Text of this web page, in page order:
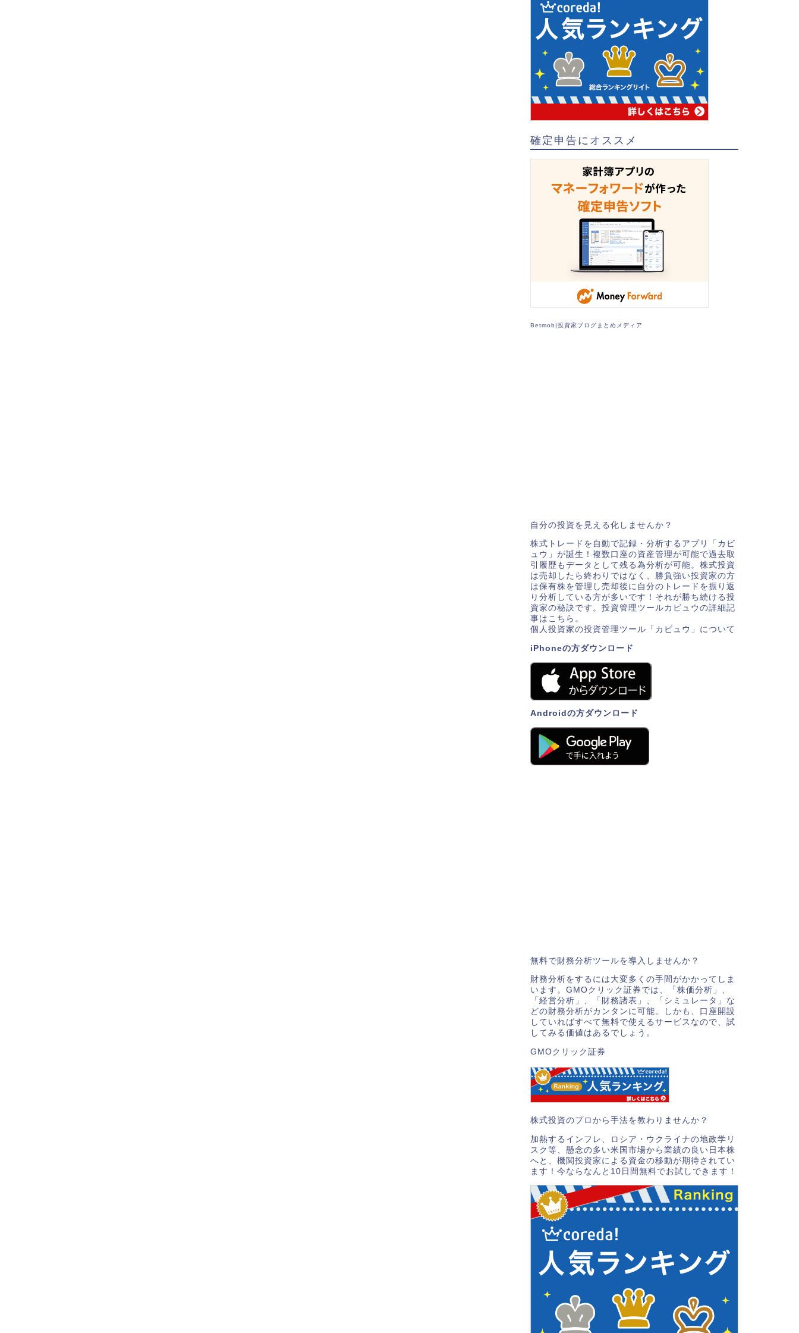
確定申告にオススメ
Betmob|投資家ブログまとめメディア
自分の投資を見える化しませんか？
株式トレードを自動で記録・分析するアプリ「カビ
ュウ」が誕生！複数口座の資産管理が可能で過去取
引履歴もデータとして残る為分析が可能。株式投資
は売却したら終わりではなく、勝負強い投資家の方
は保有株を管理し売却後に自分のトレードを振り返
り分析している方が多いです！それが勝ち続ける投
資家の秘訣です。投資管理ツールカビュウの詳細記
事はこちら。
個人投資家の投資管理ツール「カビュウ」について
iPhoneの方ダウンロード
Androidの方ダウンロード
無料で財務分析ツールを導入しませんか？
財務分析をするには大変多くの手間がかかってしま
います。GMOクリック証券では、「株価分析」、
「経営分析」、「財務諸表」、「シミュレータ」な
どの財務分析がカンタンに可能。しかも、口座開設
していればすべて無料で使えるサービスなので、試
してみる価値はあるでしょう。
GMOクリック証券
株式投資のプロから手法を教わりませんか？
加熱するインフレ、ロシア・ウクライナの地政学リ
スク等、懸念の多い米国市場から業績の良い日本株
へと、機関投資家による資金の移動が期待されてい
ます！今ならなんと10日間無料でお試しできます！